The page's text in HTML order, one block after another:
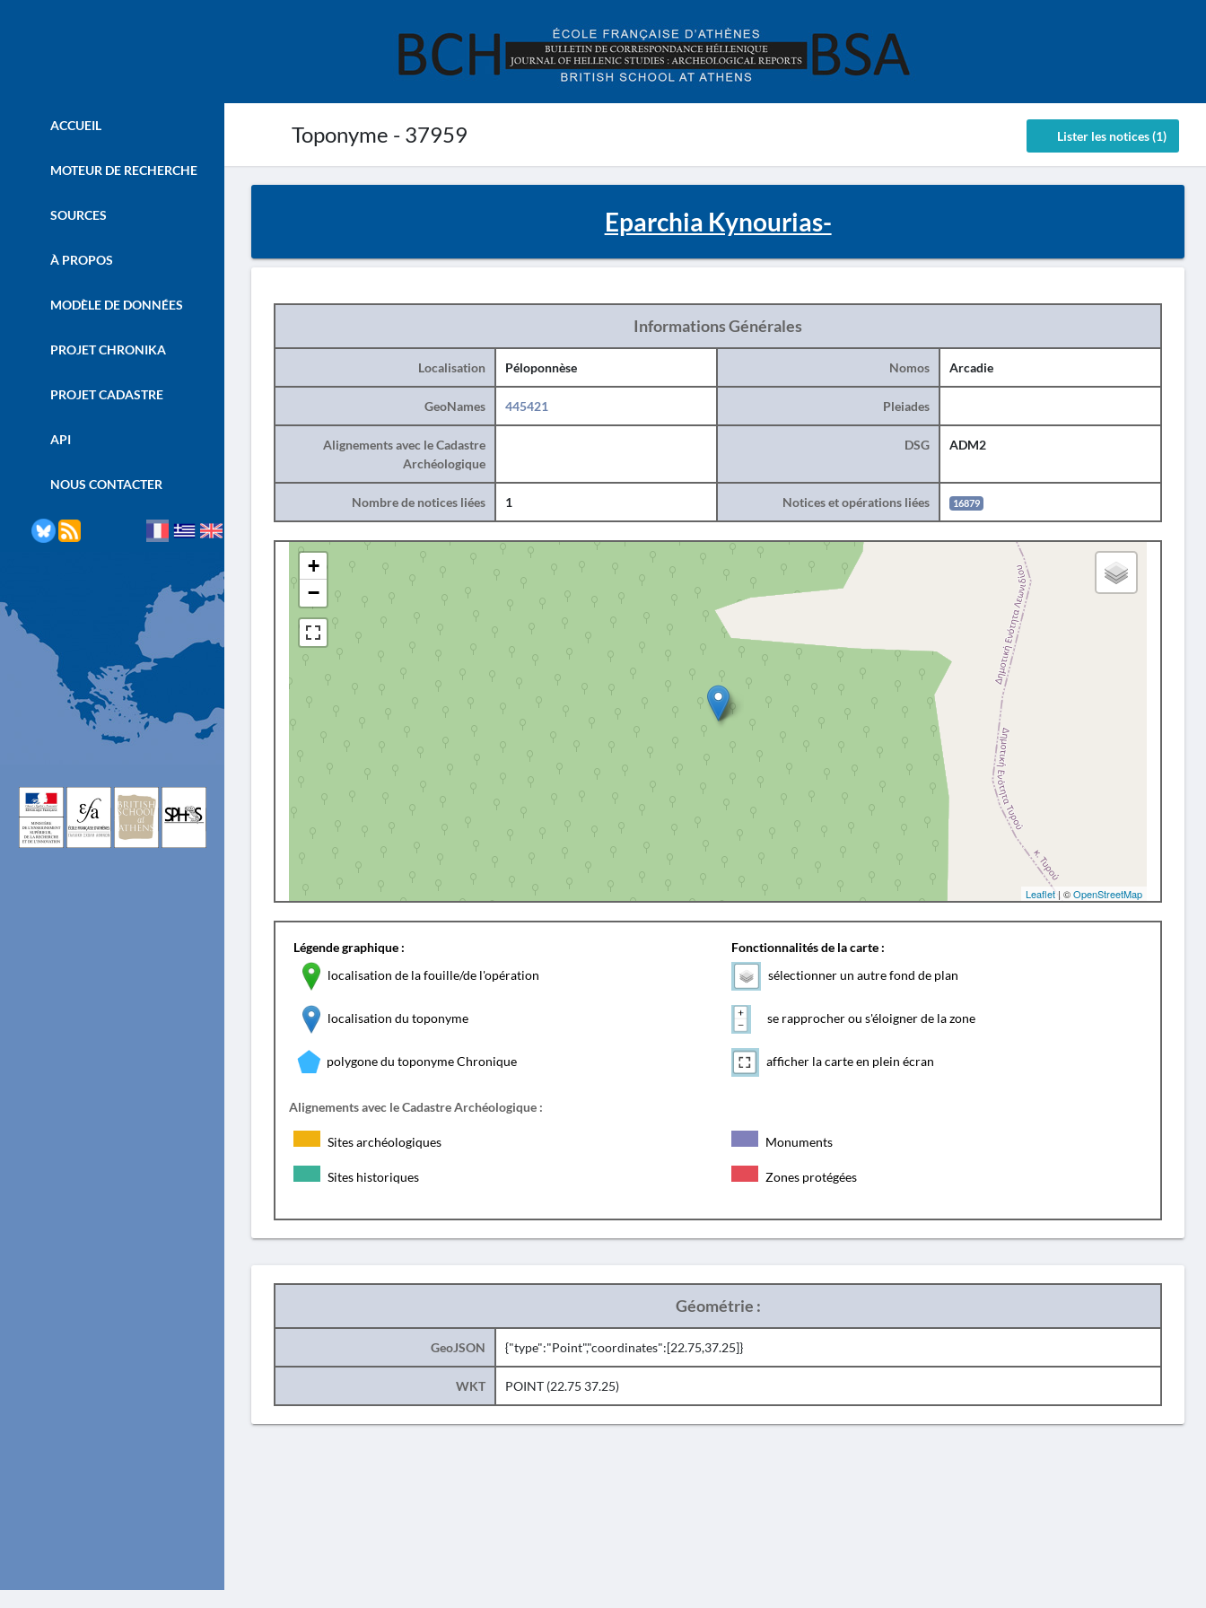
Toponyme - 37959 Lister les notices (1)
ACCUEIL
MOTEUR DE RECHERCHE
SOURCES
À PROPOS
MODÈLE DE DONNÉES
PROJET CHRONIKA
PROJET CADASTRE
API
NOUS CONTACTER
Eparchia Kynourias-
Informations Générales
Localisation Péloponnèse Nomos Arcadie
GeoNames 445421 Pleiades
Alignements avec le Cadastre
Archéologique
DSG ADM2
Nombre de notices liées 1 Notices et opérations liées 16879
+
−
Leaflet | ©OpenStreetMap
Légende graphique :
localisation de la fouille/de l'opération
localisation du toponyme
polygone du toponyme Chronique
Fonctionnalités de la carte :
sélectionner un autre fond de plan
se rapprocher ou s'éloigner de la zone
afficher la carte en plein écran
Alignements avec le Cadastre Archéologique :
Sites archéologiques Monuments
Sites historiques Zones protégées
Géométrie :
GeoJSON {"type":"Point","coordinates":[22.75,37.25]}
WKT POINT (22.75 37.25)